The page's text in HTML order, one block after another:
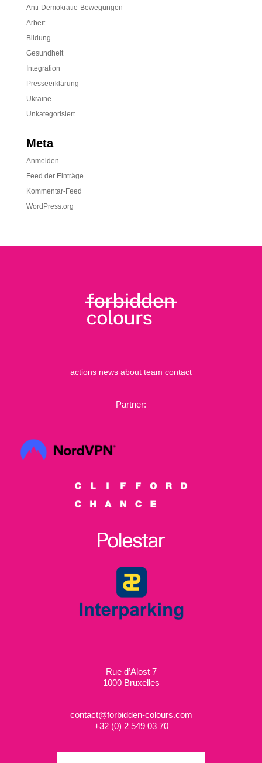
Anti-Demokratie-Bewegungen
Arbeit
Bildung
Gesundheit
Integration
Presseerklärung
Ukraine
Unkategorisiert
Meta
Anmelden
Feed der Einträge
Kommentar-Feed
WordPress.org
actions news about team contact
Partner:
Rue d’Alost 7
1000 Bruxelles
contact@forbidden-colours.com
+32 (0) 2 549 03 70